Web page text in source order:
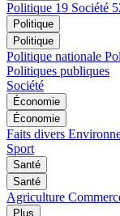
Politique 19 Société
Politique
Politique
Politique nationale
Politiques publiques
Société
Économie
Économie
Faits divers
Sport
Santé
Santé
Agriculture
Plus